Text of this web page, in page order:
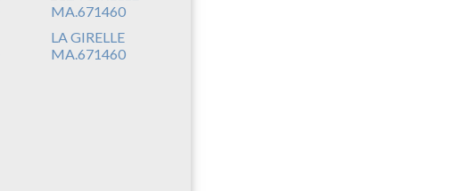
LA GIRELLE
MA.671460